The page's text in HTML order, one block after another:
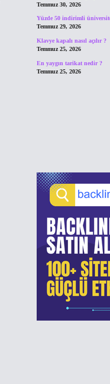
Temmuz 30, 2026
Yüzde 50 indirimli
Temmuz 29, 2026
Klavye kapalı nasıl açılır ?
Temmuz 25, 2026
En yaygın tarikat nedir ?
Temmuz 25, 2026